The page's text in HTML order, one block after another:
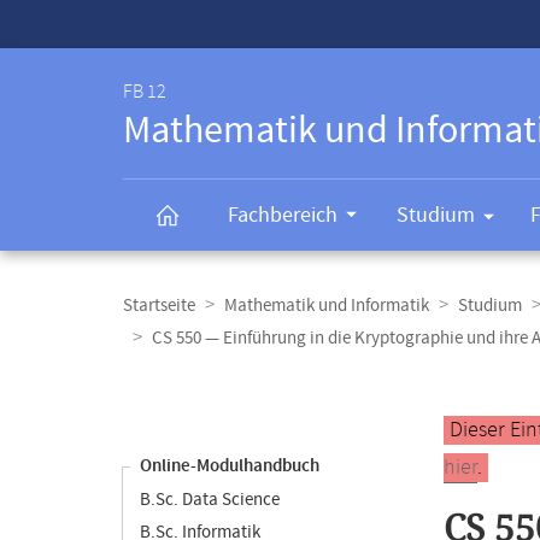
FB 12
Mathematik und
Fachbereich Studium
Navigation
Startseite Mathematik und Informatik Studium
CS 550 — Einführung in die Kryptographie und ihre
Online-Modulhandbuch
B.Sc. Data Science
B.Sc. Informatik
Hauptinhalt
Dieser
hier.
CS